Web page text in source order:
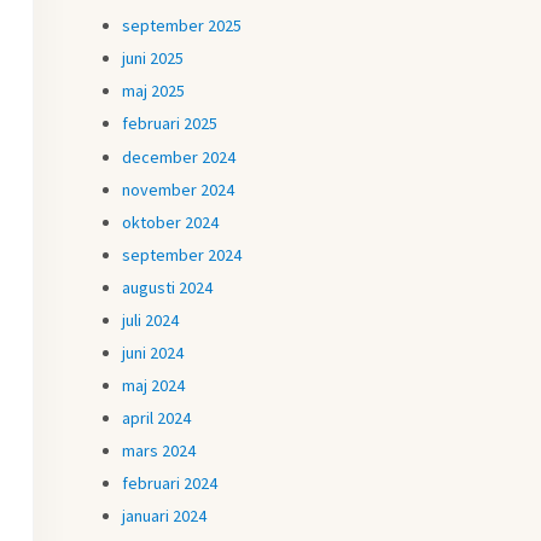
september 2025
juni 2025
maj 2025
februari 2025
december 2024
november 2024
oktober 2024
september 2024
augusti 2024
juli 2024
juni 2024
maj 2024
april 2024
mars 2024
februari 2024
januari 2024